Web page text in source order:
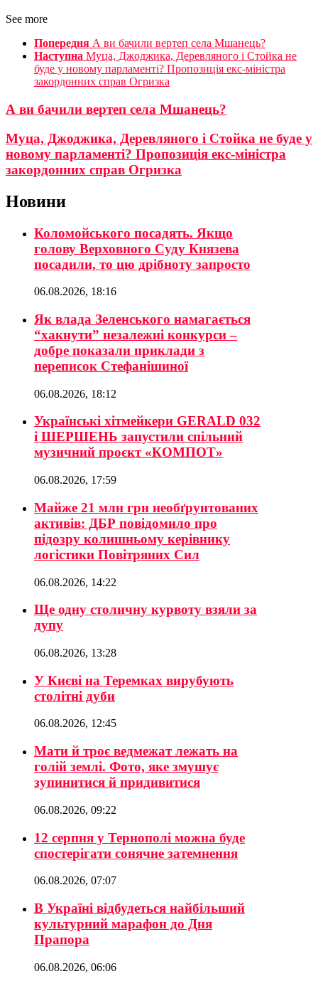
See more
Попередня А ви бачили вертеп села Мшанець?
Наступна Муца, Джоджика, Деревляного і Стойка не
буде у новому парламенті? Пропозиція екс-міністра
закордонних справ Огризка
А ви бачили вертеп села Мшанець?
Муца, Джоджика, Деревляного і Стойка не буде у
новому парламенті? Пропозиція екс-міністра
закордонних справ Огризка
Новини
Коломойського посадять. Якщо
голову Верховного Суду Князева
посадили, то цю дрібноту запросто
06.08.2026, 18:16
Як влада Зеленського намагається
“хакнути” незалежні конкурси –
добре показали приклади з
переписок Стефанішиної
06.08.2026, 18:12
Українські хітмейкери GERALD 032
і ШЕРШЕНЬ запустили спільний
музичний проєкт «КОМПОТ»
06.08.2026, 17:59
Майже 21 млн грн необґрунтованих
активів: ДБР повідомило про
підозру колишньому керівнику
логістики Повітряних Сил
06.08.2026, 14:22
Ще одну столичну курвоту взяли за
дупу
06.08.2026, 13:28
У Києві на Теремках вирубують
столітні дуби
06.08.2026, 12:45
Мати й троє ведмежат лежать на
голій землі. Фото, яке змушує
зупинитися й придивитися
06.08.2026, 09:22
12 серпня у Тернополі можна буде
спостерігати сонячне затемнення
06.08.2026, 07:07
В Україні відбудеться найбільший
культурний марафон до Дня
Прапора
06.08.2026, 06:06